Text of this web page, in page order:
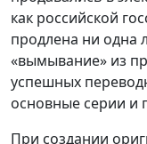
как российской
продлена ни одна
«вымывание» из
успешных
основные серии и
При создании